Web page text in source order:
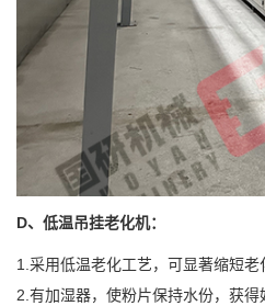
D、低温吊挂老化机：
1.采用低温老化工艺，可显著缩短
2.有加湿器，使粉片保持水份，获得